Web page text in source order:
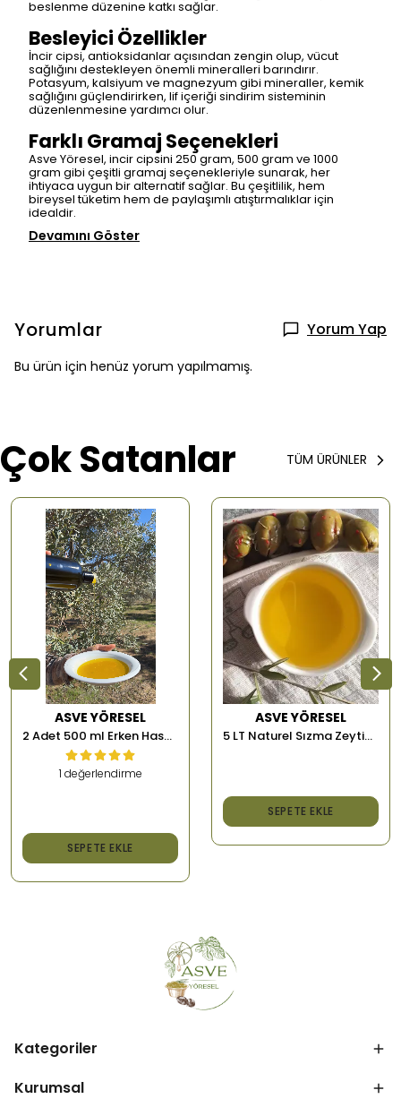
beslenme düzenine katkı sağlar.
Besleyici Özellikler
İncir cipsi, antioksidanlar açısından zengin olup, vücut
sağlığını destekleyen önemli mineralleri barındırır.
Potasyum, kalsiyum ve magnezyum gibi mineraller, kemik
sağlığını güçlendirirken, lif içeriği sindirim sisteminin
düzenlenmesine yardımcı olur.
Farklı Gramaj Seçenekleri
Asve Yöresel, incir cipsini 250 gram, 500 gram ve 1000
gram gibi çeşitli gramaj seçenekleriyle sunarak, her
ihtiyaca uygun bir alternatif sağlar. Bu çeşitlilik, hem
bireysel tüketim hem de paylaşımlı atıştırmalıklar için
idealdir.
Devamını Göster
Yorumlar Yorum Yap
Bu ürün için henüz yorum yapılmamış.
Çok Satanlar TÜM ÜRÜNLER
ASVE YÖRESEL
2 Adet 500 ml Erken Hasat Memecik Soğuk Sıkım Zeytinyağı
1 değerlendirme
SEPETE EKLE
ASVE YÖRESEL
5 LT Naturel Sızma Zeytinyağı
SEPETE EKLE
Kategoriler
Kurumsal